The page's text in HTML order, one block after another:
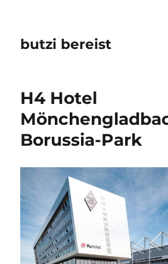
butzi bereist
H4 Hotel
Borussia-Park